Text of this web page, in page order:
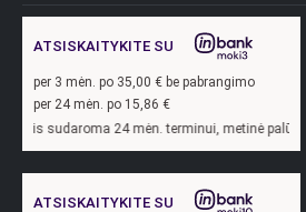
ATSISKAITYKITE SU
per 3 mėn. po 35,00 € be pabrangimo
per 24 mėn. po 15,86 €
24 mėn. terminui, metinė palūkanų norma –13,9
ATSISKAITYKITE SU